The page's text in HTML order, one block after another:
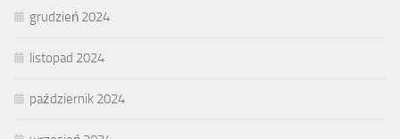
grudzień 2024
listopad 2024
październik 2024